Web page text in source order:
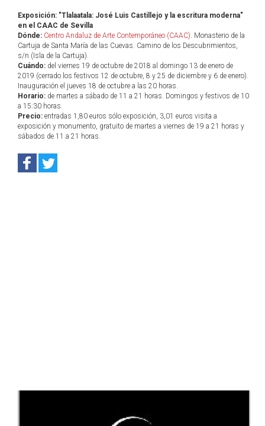
Exposición: "Tlalaatala: José Luis Castillejo y la escritura moderna"
en el CAAC de Sevilla
Dónde: Centro Andaluz de Arte Contemporáneo (CAAC). Monasterio de la
Cartuja de Santa María de las Cuevas. Camino de los Descubrimientos,
s/n (Isla de la Cartuja).
Cuándo: del viernes 19 de octubre de 2018 al domingo 13 de enero de
2019 (cerrado los festivos 12 de octubre, 8 y 25 de diciembre y 6 de enero).
Inauguración el jueves 18 de octubre a las 20 horas.
Horario: de martes a sábado de 11 a 21 horas. Domingos y festivos de 10
a 15:30 horas.
Precio: entradas 1,80 euros sólo exposición, 3,01 euros visita a
exposición y monumento, gratuito de martes a viernes de 19 a 21 horas y
sábados de 11 a 21 horas.